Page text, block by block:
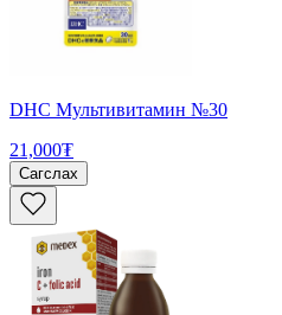
DHC Мультивитамин №30
21,000₮
Сагслах